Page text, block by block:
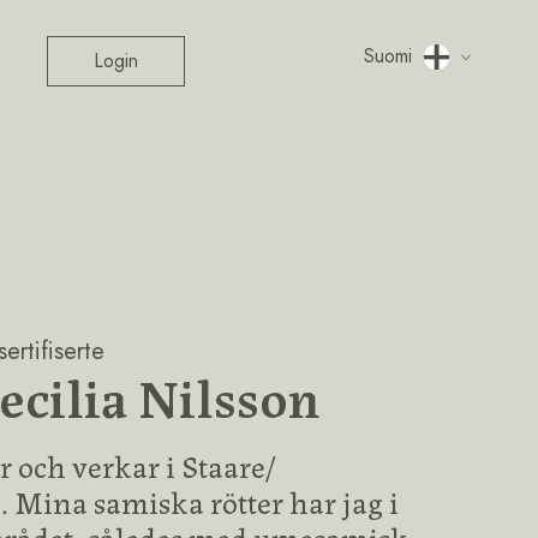
Login Suomi
Nilsson
och verkar i Staare/
Mina samiska rötter har jag i